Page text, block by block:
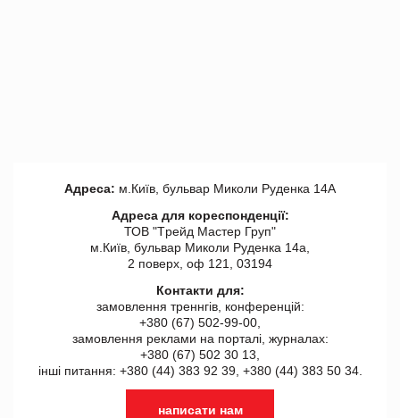
Адреса: м.Київ, бульвар Миколи Руденка 14А
Адреса для кореспонденції:
ТОВ "Tрейд Мастер Груп"
м.Київ, бульвар Миколи Руденка 14а,
2 поверх, оф 121, 03194
Контакти для:
замовлення треннгів, конференцій:
+380 (67) 502-99-00,
замовлення реклами на порталі, журналах:
+380 (67) 502 30 13,
інші питання: +380 (44) 383 92 39, +380 (44) 383 50 34.
написати нам